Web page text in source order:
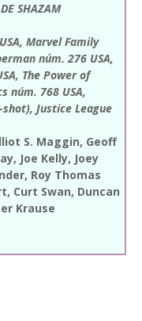
SHAZAM
Marvel Family
núm. 276 USA,
The Power of
núm. 768 USA,
Justice League
S. Maggin, Geoff
Joe Kelly, Joey
Roy Thomas
Curt Swan, Duncan
Krause